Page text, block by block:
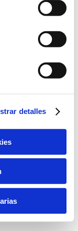
detalles